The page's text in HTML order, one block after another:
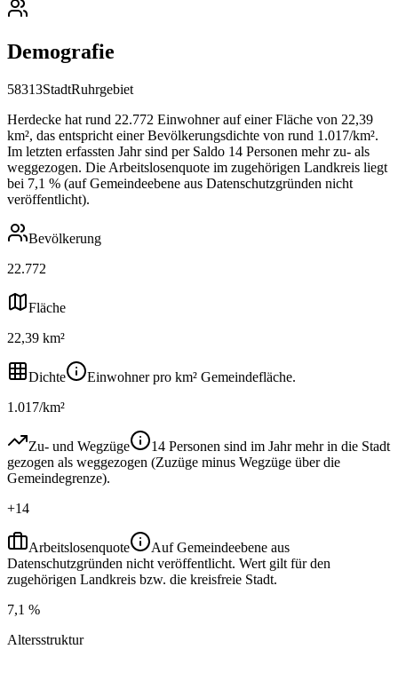
Demografie
58313StadtRuhrgebiet
Herdecke hat rund 22.772 Einwohner auf einer Fläche von 22,39
km², das entspricht einer Bevölkerungsdichte von rund 1.017/km².
Im letzten erfassten Jahr sind per Saldo 14 Personen mehr zu- als
weggezogen. Die Arbeitslosenquote im zugehörigen Landkreis liegt
bei 7,1 % (auf Gemeindeebene aus Datenschutzgründen nicht
veröffentlicht).
Bevölkerung
22.772
Fläche
22,39 km²
Dichte
Einwohner pro km² Gemeindefläche.
1.017/km²
Zu- und Wegzüge
14 Personen sind im Jahr mehr in die Stadt
gezogen als weggezogen (Zuzüge minus Wegzüge über die
Gemeindegrenze).
+14
Arbeitslosenquote
Auf Gemeindeebene aus
Datenschutzgründen nicht veröffentlicht. Wert gilt für den
zugehörigen Landkreis bzw. die kreisfreie Stadt.
7,1 %
Altersstruktur